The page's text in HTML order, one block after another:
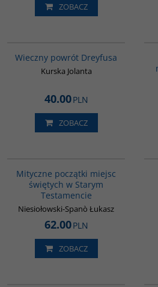
ZOBACZ
Wieczny powrót Dreyfusa
Kurska Jolanta
40.00PLN
ZOBACZ
Mityczne początki miejsc
świętych w Starym
Testamencie
Niesiołowski-Spanò Łukasz
62.00PLN
ZOBACZ